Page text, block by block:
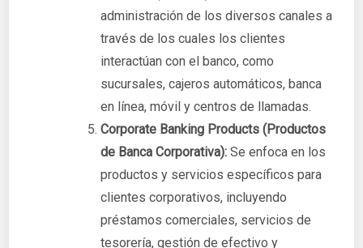
administración de los diversos canales a
través de los cuales los clientes
interactúan con el banco, como
sucursales, cajeros automáticos, banca
en línea, móvil y centros de llamadas.
Corporate Banking Products (Productos
de Banca Corporativa): Se enfoca en los
productos y servicios específicos para
clientes corporativos, incluyendo
préstamos comerciales, servicios de
tesorería, gestión de efectivo y